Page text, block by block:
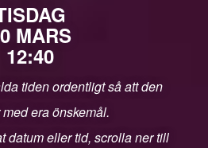
MARS
12:40
tiden ordentligt så att den
era önskemål.
datum eller tid, scrolla ner till